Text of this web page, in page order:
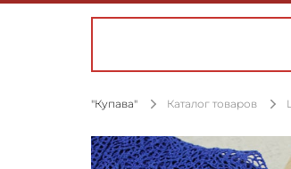
"Купава" Каталог товаров